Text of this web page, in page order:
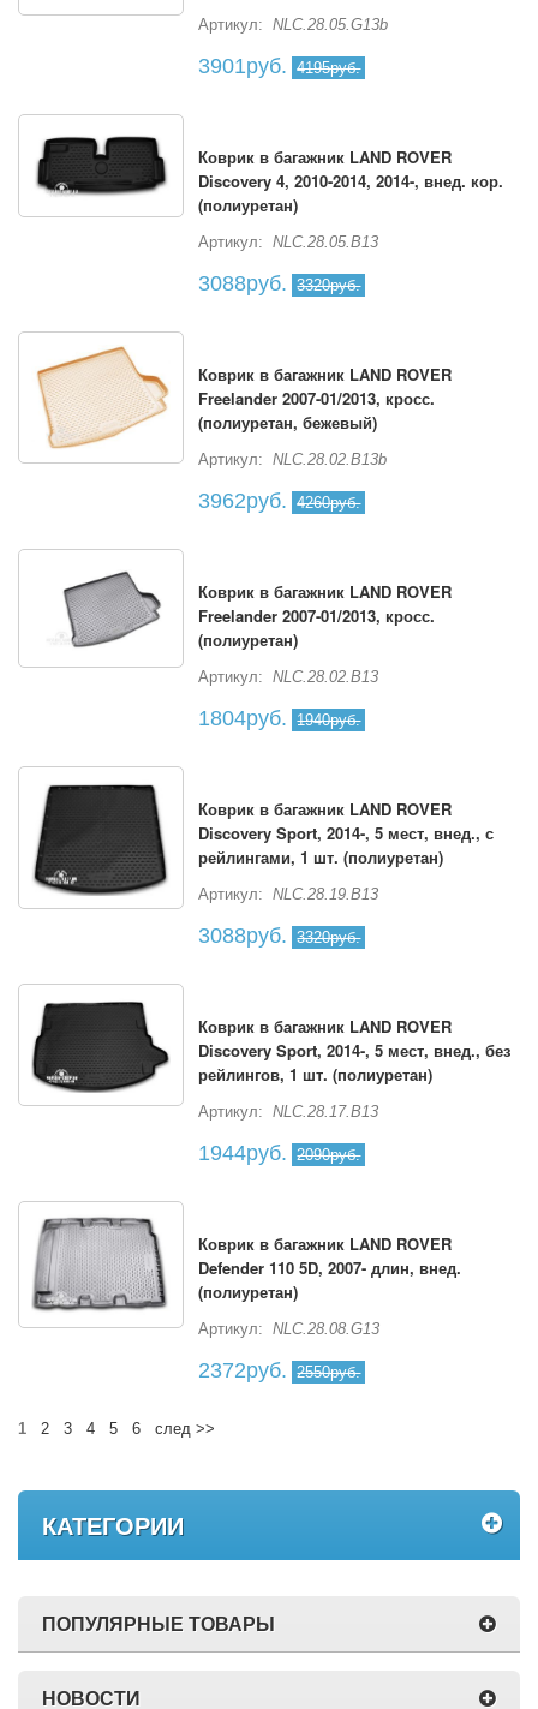
Артикул: NLC.28.05.G13b
3901руб. 4195руб.
Коврик в багажник LAND ROVER
Discovery 4, 2010-2014, 2014-, внед. кор.
(полиуретан)
Артикул: NLC.28.05.B13
3088руб. 3320руб.
Коврик в багажник LAND ROVER
Freelander 2007-01/2013, кросс.
(полиуретан, бежевый)
Артикул: NLC.28.02.B13b
3962руб. 4260руб.
Коврик в багажник LAND ROVER
Freelander 2007-01/2013, кросс.
(полиуретан)
Артикул: NLC.28.02.B13
1804руб. 1940руб.
Коврик в багажник LAND ROVER
Discovery Sport, 2014-, 5 мест, внед., с
рейлингами, 1 шт. (полиуретан)
Артикул: NLC.28.19.B13
3088руб. 3320руб.
Коврик в багажник LAND ROVER
Discovery Sport, 2014-, 5 мест, внед., без
рейлингов, 1 шт. (полиуретан)
Артикул: NLC.28.17.B13
1944руб. 2090руб.
Коврик в багажник LAND ROVER
Defender 110 5D, 2007- длин, внед.
(полиуретан)
Артикул: NLC.28.08.G13
2372руб. 2550руб.
1 2 3 4 5 6 след >>
КАТЕГОРИИ
ПОПУЛЯРНЫЕ ТОВАРЫ
НОВОСТИ